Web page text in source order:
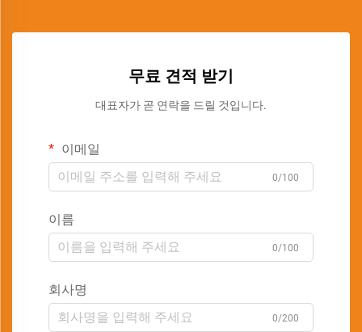
무료 견적 받기
대표자가 곧 연락을 드릴 것입니다.
이메일
0/100
이름
0/100
회사명
0/200